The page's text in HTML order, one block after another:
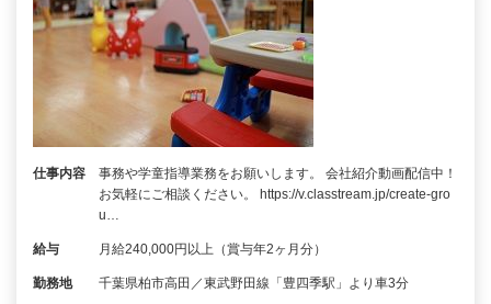
仕事内容
事務や学童指導業務をお願いします。 会社紹介動画配信中！
お気軽にご相談ください。 https://v.classtream.jp/create-gro
u…
給与 月給240,000円以上（賞与年2ヶ月分）
勤務地 千葉県柏市高田／東武野田線「豊四季駅」より車3分